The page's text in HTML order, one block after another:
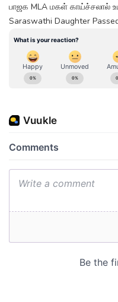
பாஜக MLA மகள் காய்ச்சலால்
Saraswathi Daughter